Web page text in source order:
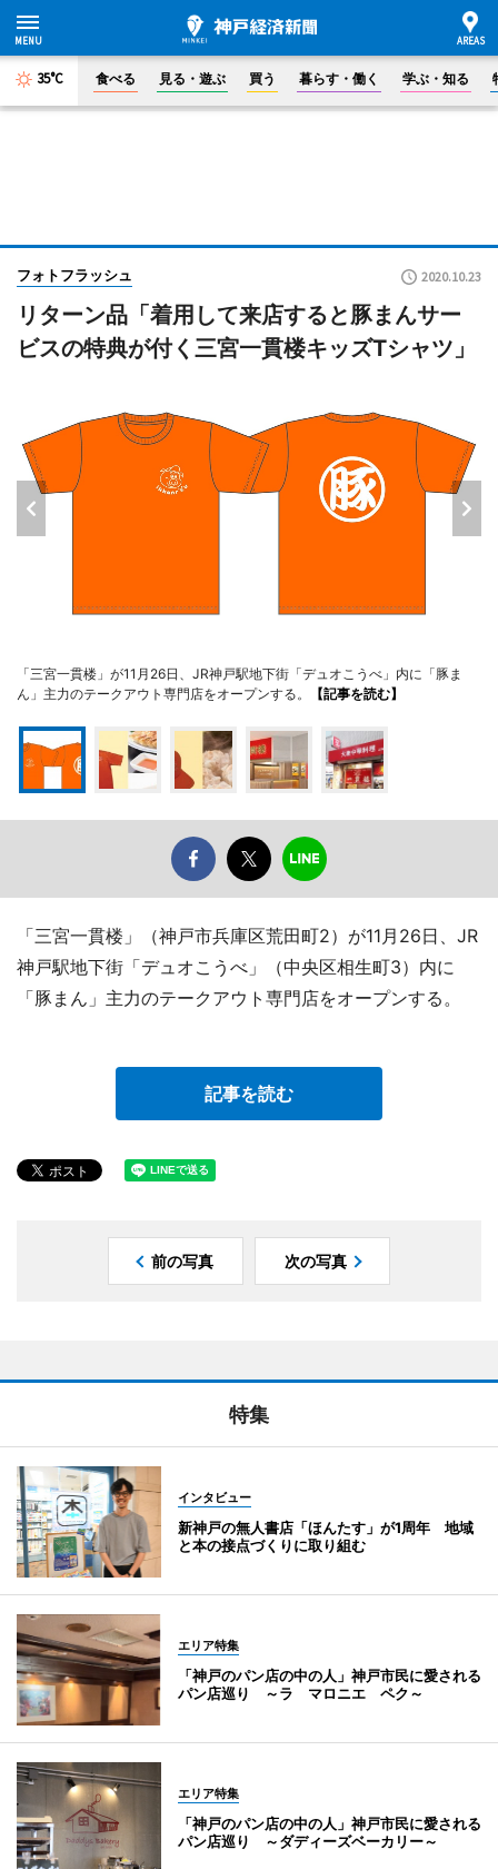
35°C 食べる 見る・遊ぶ 買う 暮らす・働く 学ぶ・知る
フォトフラッシュ 2020.10.23
リターン品「着用して来店すると豚まんサー
ビスの特典が付く三宮一貫楼キッズTシャツ」
「三宮一貫楼」が11月26日、JR神戸駅地下街「デュオこうべ」内に「豚ま
ん」主力のテークアウト専門店をオープンする。
【記事を読む】
「三宮一貫楼」（神戸市兵庫区荒田町2）が11月26日、JR
神戸駅地下街「デュオこうべ」（中央区相生町3）内に
「豚まん」主力のテークアウト専門店をオープンする。
記事を読む
前の写真 次の写真
特集
インタビュー
新神戸の無人書店「ほんたす」が1周年 地域
と本の接点づくりに取り組む
エリア特集
「神戸のパン店の中の人」神戸市民に愛される
パン店巡り ～ラ マロニエ ペク～
エリア特集
「神戸のパン店の中の人」神戸市民に愛される
パン店巡り ～ダディーズベーカリー～